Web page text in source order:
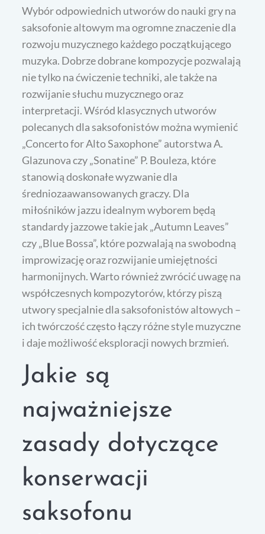
Wybór odpowiednich utworów do nauki gry na
saksofonie altowym ma ogromne znaczenie dla
rozwoju muzycznego każdego początkującego
muzyka. Dobrze dobrane kompozycje pozwalają
nie tylko na ćwiczenie techniki, ale także na
rozwijanie słuchu muzycznego oraz
interpretacji. Wśród klasycznych utworów
polecanych dla saksofonistów można wymienić
„Concerto for Alto Saxophone” autorstwa A.
Glazunova czy „Sonatine” P. Bouleza, które
stanowią doskonałe wyzwanie dla
średniozaawansowanych graczy. Dla
miłośników jazzu idealnym wyborem będą
standardy jazzowe takie jak „Autumn Leaves”
czy „Blue Bossa”, które pozwalają na swobodną
improwizację oraz rozwijanie umiejętności
harmonijnych. Warto również zwrócić uwagę na
współczesnych kompozytorów, którzy piszą
utwory specjalnie dla saksofonistów altowych –
ich twórczość często łączy różne style muzyczne
i daje możliwość eksploracji nowych brzmień.
Jakie są
najważniejsze
zasady dotyczące
konserwacji
saksofonu